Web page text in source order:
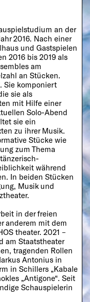
an der
2016. Nach einer
und Gastspielen
2016 bis 2019 als
am
an Stücken.
Sie komponiert
sie als
mit Hilfe einer
Solo-Abend
sie ein
zu ihrer Musik.
Stücke wie
zum Thema
während
In beiden Stücken
Musik und
in der freien
anderem mit dem
theater. 2021 –
am Staatstheater
tragenden Rollen
Antonius in
in Schillers „Kabale
„Antigone“. Seit
Schauspielerin